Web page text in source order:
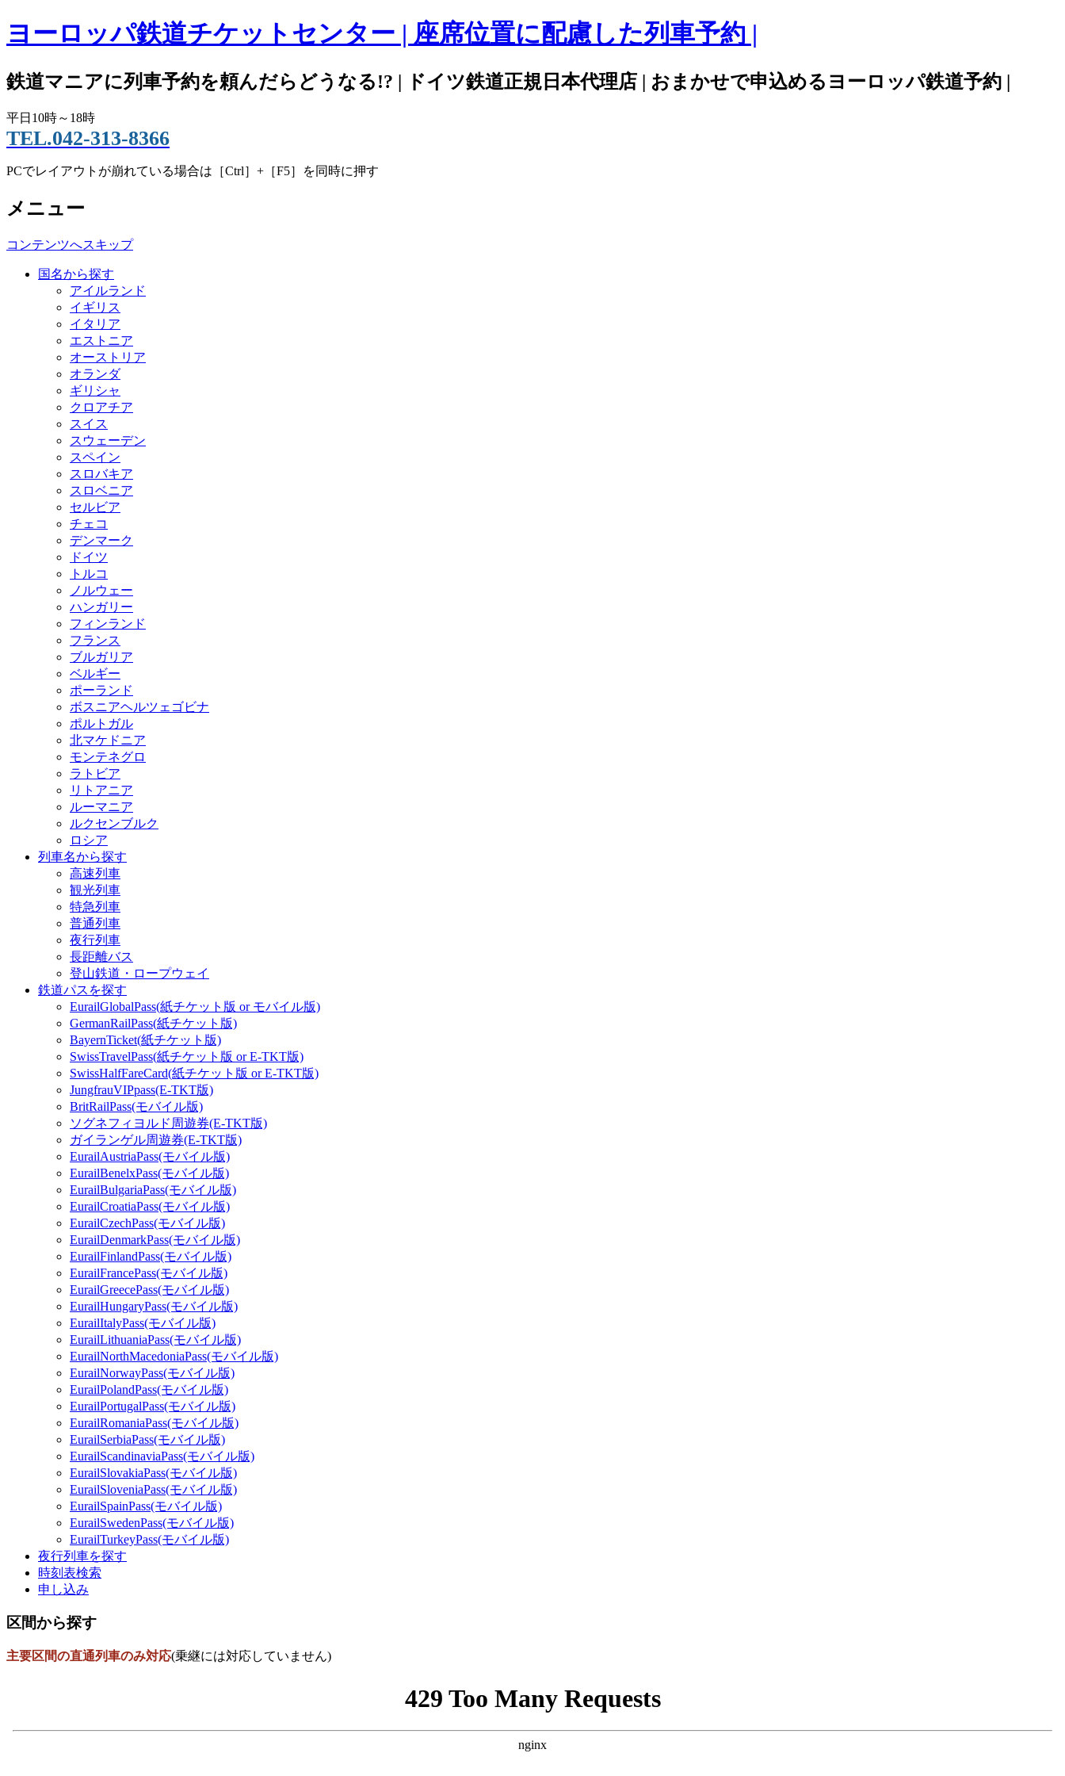
ヨーロッパ鉄道チケットセンター | 座席位置に配慮した列車予約 |
鉄道マニアに列車予約を頼んだらどうなる!? | ドイツ鉄道正規日本代理店 | おまかせで申込めるヨーロッパ鉄道予約 |
平日10時～18時
TEL.042-313-8366
PCでレイアウトが崩れている場合は［Ctrl］+［F5］を同時に押す
メニュー
コンテンツへスキップ
国名から探す
アイルランド
イギリス
イタリア
エストニア
オーストリア
オランダ
ギリシャ
クロアチア
スイス
スウェーデン
スペイン
スロバキア
スロベニア
セルビア
チェコ
デンマーク
ドイツ
トルコ
ノルウェー
ハンガリー
フィンランド
フランス
ブルガリア
ベルギー
ポーランド
ボスニアヘルツェゴビナ
ポルトガル
北マケドニア
モンテネグロ
ラトビア
リトアニア
ルーマニア
ルクセンブルク
ロシア
列車名から探す
高速列車
観光列車
特急列車
普通列車
夜行列車
長距離バス
登山鉄道・ロープウェイ
鉄道パスを探す
EurailGlobalPass(紙チケット版 or モバイル版)
GermanRailPass(紙チケット版)
BayernTicket(紙チケット版)
SwissTravelPass(紙チケット版 or E-TKT版)
SwissHalfFareCard(紙チケット版 or E-TKT版)
JungfrauVIPpass(E-TKT版)
BritRailPass(モバイル版)
ソグネフィヨルド周遊券(E-TKT版)
ガイランゲル周遊券(E-TKT版)
EurailAustriaPass(モバイル版)
EurailBenelxPass(モバイル版)
EurailBulgariaPass(モバイル版)
EurailCroatiaPass(モバイル版)
EurailCzechPass(モバイル版)
EurailDenmarkPass(モバイル版)
EurailFinlandPass(モバイル版)
EurailFrancePass(モバイル版)
EurailGreecePass(モバイル版)
EurailHungaryPass(モバイル版)
EurailItalyPass(モバイル版)
EurailLithuaniaPass(モバイル版)
EurailNorthMacedoniaPass(モバイル版)
EurailNorwayPass(モバイル版)
EurailPolandPass(モバイル版)
EurailPortugalPass(モバイル版)
EurailRomaniaPass(モバイル版)
EurailSerbiaPass(モバイル版)
EurailScandinaviaPass(モバイル版)
EurailSlovakiaPass(モバイル版)
EurailSloveniaPass(モバイル版)
EurailSpainPass(モバイル版)
EurailSwedenPass(モバイル版)
EurailTurkeyPass(モバイル版)
夜行列車を探す
時刻表検索
申し込み
区間から探す
主要区間の直通列車のみ対応(乗継には対応していません)